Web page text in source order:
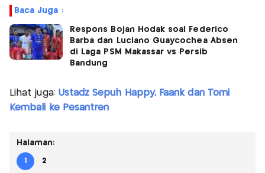
Baca Juga :
Respons Bojan Hodak soal Federico
Barba dan Luciano Guaycochea Absen
di Laga PSM Makassar vs Persib
Bandung
Lihat juga: Ustadz Sepuh Happy, Faank dan Tomi
Kembali ke Pesantren
Halaman:
1 2